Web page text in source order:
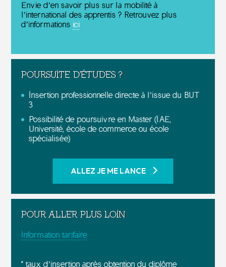
Envie d’en savoir plus sur la mobilité à
l’international des apprentis ? Retrouvez plus
d’informations ici
POURSUITE D'ÉTUDES ?
Insertion professionnelle directe à l’issue du BUT
3
Possibilité de poursuivre en Master (IAE,
Université, école de commerce ou école
spécialisée)
ALLEZ JE ME LANCE
POUR ALLER PLUS LOIN
Information tarifaire
* taux d’insertion après obtention du diplôme